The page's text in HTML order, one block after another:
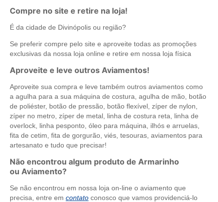
Compre no site e retire na loja!
É da cidade de Divinópolis ou região?
Se preferir compre pelo site e aproveite todas as promoções
exclusivas da nossa loja online e retire em nossa loja física
Aproveite e leve outros Aviamentos!
Aproveite sua compra e leve também outros aviamentos como
a agulha para a sua máquina de costura, agulha de mão, botão
de poliéster, botão de pressão, botão flexível, zíper de nylon,
zíper no metro, zíper de metal, linha de costura reta, linha de
overlock, linha pesponto, óleo para máquina, ilhós e arruelas,
fita de cetim, fita de gorgurão, viés, tesouras, aviamentos para
artesanato e tudo que precisar!
Não encontrou algum produto de Armarinho
ou Aviamento?
Se não encontrou em nossa loja on-line o aviamento que
precisa, entre em contato conosco que vamos providenciá-lo